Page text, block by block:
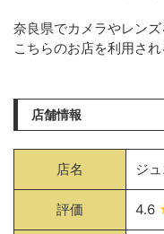
奈良県でカメラやレンズ
こちらのお店を利用され
店舗情報
店名 ジ
評価 4.6